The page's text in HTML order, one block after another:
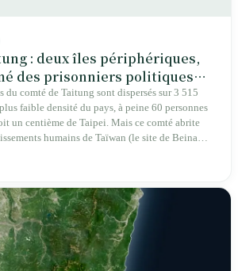
: deux îles périphériques,
des prisonniers politiques
six ans, l'autre a stocké des
pendant quarante-deux
du comté de Taitung sont dispersés sur 3 515
faible densité du pays, à peine 60 personnes
un centième de Taipei. Mais ce comté abrite
humains de Taïwan (le site de Beinan,
de pierre), six peuples autochtones
Island, a détenu des prisonniers politiques
À partir de mai 1982, Longmen, à Lanyu, a
déchets nucléaires ; quarante-deux ans plus
encore. Le 25 août 1968, sept enfants
ont battu sept à zéro une équipe